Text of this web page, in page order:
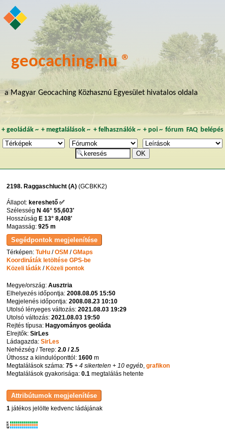
geocaching.hu ®
a Magyar Geocaching Közhasznú Egyesület hivatalos oldala
+ geoládák~ +megtalálások ~ + felhasználók~ + poi~ fórum FAQ belépés
2198. Raggaschlucht (A) (GCBKK2)
Állapot: kereshető ✅
Szélesség N 46° 55,603'
Hosszúság E 13° 8,408'
Magasság:925 m
Térképen:TuHu /OSM /GMaps
Koordináták letöltése GPS-be
Közeli ládák / Közeli pontok
Megye/ország:Ausztria
Elhelyezés időpontja:2008.08.05 15:50
Megjelenés időpontja:2008.08.23 10:10
Utolsó lényeges változás:2021.08.03 19:29
Utolsó változás:2021.08.03 19:50
Rejtés típusa: Hagyományos geoláda
Elrejtők:SirLes
Ládagazda:SirLes
Nehézség / Terep:2.0 / 2.5
Úthossz a kiindulóponttól:1600 m
Megtalálások száma:75 + 4 sikertelen + 10 egyéb,grafikon
Megtalálások gyakorisága:0.1 megtalálás hetente
1 játékos jelölte kedvenc ládájának
K
R
W